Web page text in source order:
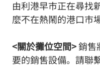
由利港早市正在尋找
麼不在熱鬧的港口市
<關於攤位空間> 銷售
要的銷售設備。請聯